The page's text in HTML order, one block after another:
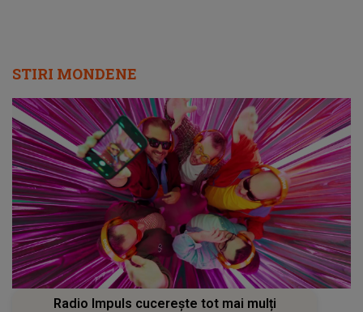
STIRI MONDENE
Radio Impuls cucerește tot mai mulți